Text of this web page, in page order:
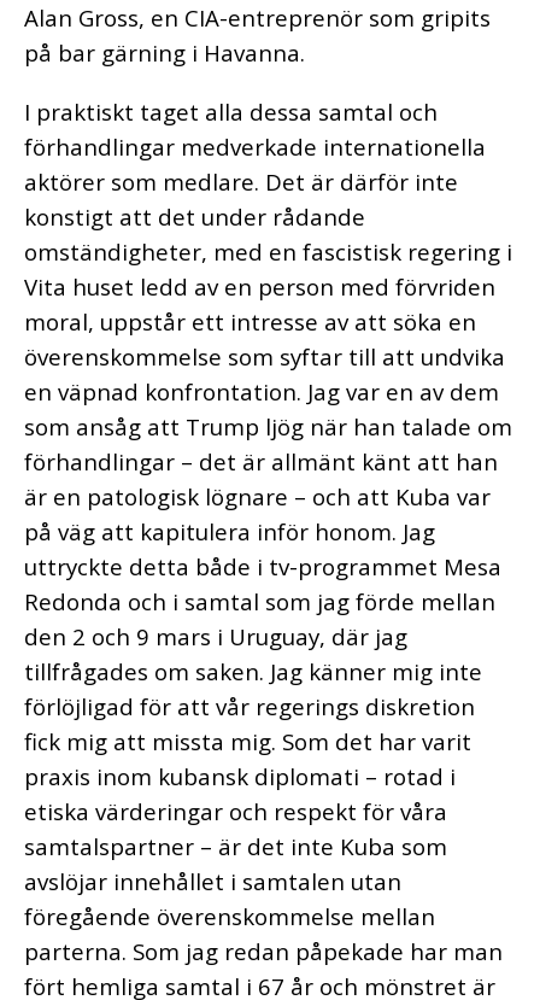
Alan Gross, en CIA-entreprenör som gripits
på bar gärning i Havanna.
I praktiskt taget alla dessa samtal och
förhandlingar medverkade internationella
aktörer som medlare. Det är därför inte
konstigt att det under rådande
omständigheter, med en fascistisk regering i
Vita huset ledd av en person med förvriden
moral, uppstår ett intresse av att söka en
överenskommelse som syftar till att undvika
en väpnad konfrontation. Jag var en av dem
som ansåg att Trump ljög när han talade om
förhandlingar – det är allmänt känt att han
är en patologisk lögnare – och att Kuba var
på väg att kapitulera inför honom. Jag
uttryckte detta både i tv-programmet Mesa
Redonda och i samtal som jag förde mellan
den 2 och 9 mars i Uruguay, där jag
tillfrågades om saken. Jag känner mig inte
förlöjligad för att vår regerings diskretion
fick mig att missta mig. Som det har varit
praxis inom kubansk diplomati – rotad i
etiska värderingar och respekt för våra
samtalspartner – är det inte Kuba som
avslöjar innehållet i samtalen utan
föregående överenskommelse mellan
parterna. Som jag redan påpekade har man
fört hemliga samtal i 67 år och mönstret är